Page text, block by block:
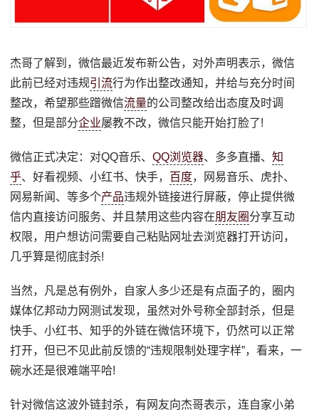
杰哥了解到，微信最近发布新公告，对外声明表示，微信
此前已经对违规引流行为作出整改通知，并给与充分时间
整改，希望那些蹭微信流量的公司整改给出态度及时调
整，但是部分企业屡教不改，微信只能开始打脸了!
微信正式决定：对QQ音乐、QQ浏览器、多多直播、知
乎、好看视频、小红书、快手， 百度，网易音乐、虎扑、
网易新闻、等多个产品违规外链接进行屏蔽，停止提供微
信内直接访问服务、并且禁用这些内容在朋友圈 分享互动
权限，用户想访问需要自己粘贴网址去浏览器打开访问，
几乎算是彻底封杀!
当然，凡是总有例外，自家人多少还是有点面子的，圈内
媒体亿邦动力网测试发现，虽然对外号称全部封杀，但是
快手、小红书、知乎的外链在微信环境下，仍然可以正常
打开，但已不见此前反馈的“违规限制处理字样”，看来，一
碗水还是很难端平哈!
针对微信这波外链封杀，有网友向杰哥表示，连自家小弟